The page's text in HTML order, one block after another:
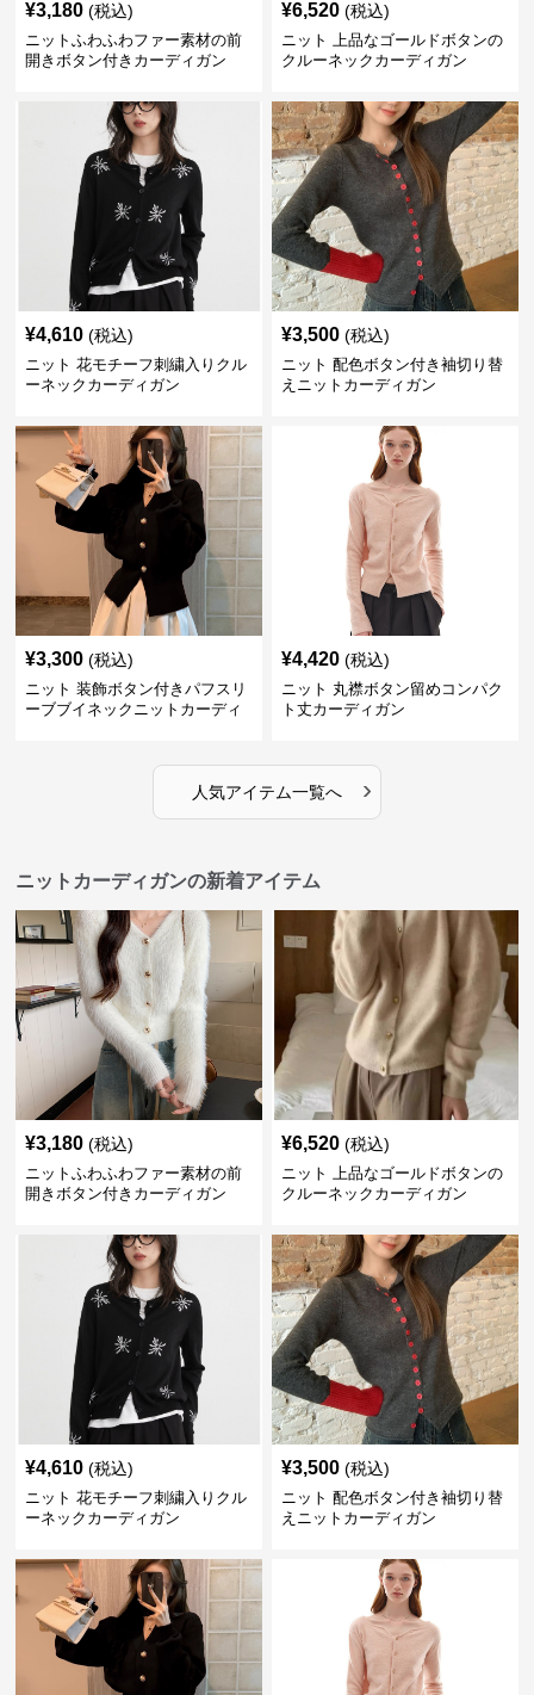
¥3,180 (税込)
ニットふわふわファー素材の前
開きボタン付きカーディガン
¥6,520 (税込)
ニット 上品なゴールドボタンの
クルーネックカーディガン
¥4,610 (税込)
ニット 花モチーフ刺繍入りクル
ーネックカーディガン
¥3,500 (税込)
ニット 配色ボタン付き袖切り替
えニットカーディガン
¥3,300 (税込)
ニット 装飾ボタン付きパフスリ
ーブブイネックニットカーディ
¥4,420 (税込)
ニット 丸襟ボタン留めコンパク
ト丈カーディガン
人気アイテム一覧へ ›
ニットカーディガンの新着アイテム
¥3,180 (税込)
ニットふわふわファー素材の前
開きボタン付きカーディガン
¥6,520 (税込)
ニット 上品なゴールドボタンの
クルーネックカーディガン
¥4,610 (税込)
ニット 花モチーフ刺繍入りクル
ーネックカーディガン
¥3,500 (税込)
ニット 配色ボタン付き袖切り替
えニットカーディガン